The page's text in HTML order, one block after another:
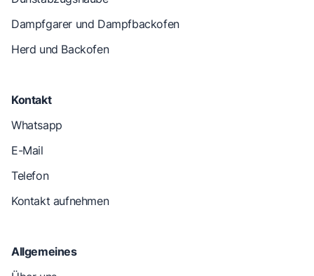
Dampfgarer und Dampfbackofen
Herd und Backofen
Kontakt
Whatsapp
E-Mail
Telefon
Kontakt aufnehmen
Allgemeines